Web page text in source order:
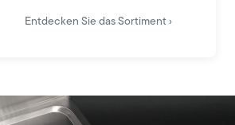
Entdecken Sie das Sortiment